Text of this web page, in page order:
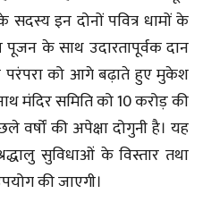
के सदस्य इन दोनों पवित्र धामों के
के साथ उदारतापूर्वक दान
परंपरा को आगे बढ़ाते हुए मुकेश
मंदिर समिति को ₹10 करोड़ की
वर्षों की अपेक्षा दोगुनी है। यह
सुविधाओं के विस्तार तथा
की जाएगी।